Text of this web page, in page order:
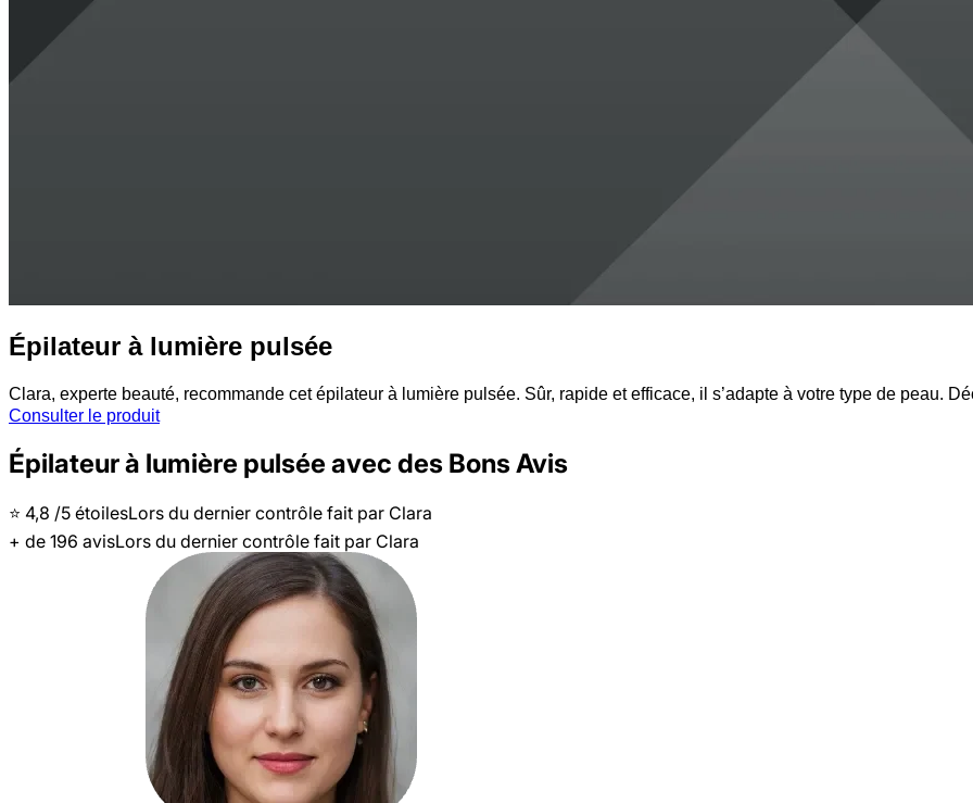
Épilateur à lumière pulsée
Clara, experte beauté, recommande cet épilateur à lumière pulsée. Sûr, rapide et efficace, il s’adapte à votre type de peau.
Consulter le produit
Épilateur à lumière pulsée avec des Bons Avis
⭐️ 4,8 /5 étoilesLors du dernier contrôle fait par Clara
+ de 196 avisLors du dernier contrôle fait par Clara